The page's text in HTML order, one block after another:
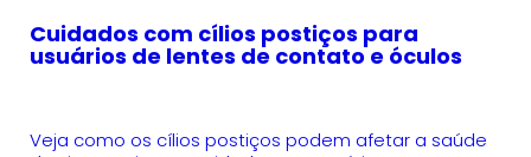
Cuidados com cílios postiços para
usuários de lentes de contato e óculos
Veja como os cílios postiços podem afetar a saúde